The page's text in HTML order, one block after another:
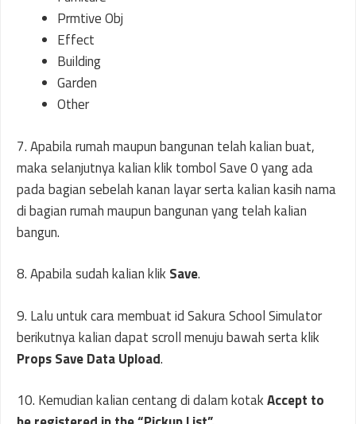
Prmtive Obj
Effect
Building
Garden
Other
7. Apabila rumah maupun bangunan telah kalian buat,
maka selanjutnya kalian klik tombol Save 0 yang ada
pada bagian sebelah kanan layar serta kalian kasih nama
di bagian rumah maupun bangunan yang telah kalian
bangun.
8. Apabila sudah kalian klik Save.
9. Lalu untuk cara membuat id Sakura School Simulator
berikutnya kalian dapat scroll menuju bawah serta klik
Props SaveData Upload.
10. Kemudian kalian centang di dalam kotakAccept to